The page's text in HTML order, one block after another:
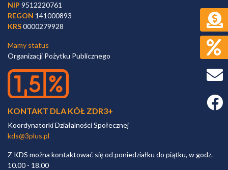
NIP 9512220761
REGON 141000893
KRS0000279928
Mamy status
Organizacji Pożytku Publicznego
KONTAKT DLA KÓŁ ZDR3+
Koordynatorki Działalności Społecznej
kds@3plus.pl
Z KDS można kontaktować się od poniedziałku do piątku, w godz.
10.00 - 18.00